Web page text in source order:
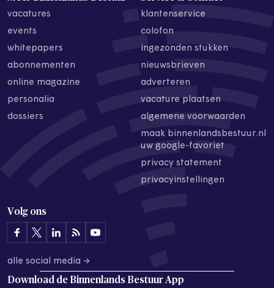
vacatures
events
whitepapers
abonnementen
online magazine
personalia
dossiers
klantenservice
colofon
ingezonden stukken
nieuwsbrieven
adverteren
vacature plaatsen
algemene voorwaarden
maak binnenlandsbestuur.nl
uw google-favoriet
privacy statement
privacyinstellingen
Volg ons
alle social media →
Download de Binnenlands Bestuur App